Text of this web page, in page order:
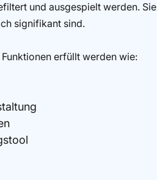
und ausgespielt werden. Sie
signifikant sind.
erfüllt werden wie: